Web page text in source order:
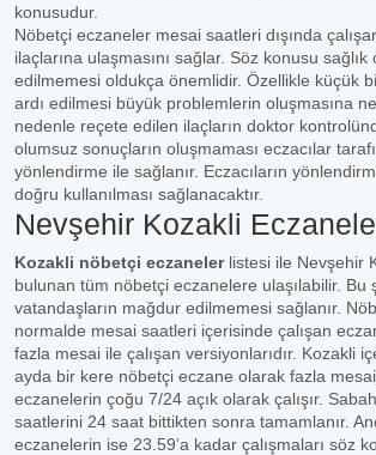
konusudur.
Nöbetçi eczaneler mesai saatleri dışında
ilaçlarına ulaşmasını sağlar. Söz konusu sağlık
edilmemesi oldukça önemlidir. Özellikle küçük
ardı edilmesi büyük problemlerin oluşmasına
nedenle reçete edilen ilaçların doktor
olumsuz sonuçların oluşmaması eczacılar
yönlendirme ile sağlanır. Eczacıların
doğru kullanılması sağlanacaktır.
Nevşehir Kozakli
Kozakli nöbetçi eczanelerlistesi ile Nevşehir
bulunan tüm nöbetçi eczanelere ulaşılabilir. Bu
vatandaşların mağdur edilmemesi sağlanır.
normalde mesai saatleri içerisinde çalışan
fazla mesai ile çalışan versiyonlarıdır. Kozakli
ayda bir kere nöbetçi eczane olarak fazla
eczanelerin çoğu 7/24 açık olarak çalışır.
saatlerini 24 saat bittikten sonra tamamlanır.
eczanelerin ise 23.59’a kadar çalışmaları söz